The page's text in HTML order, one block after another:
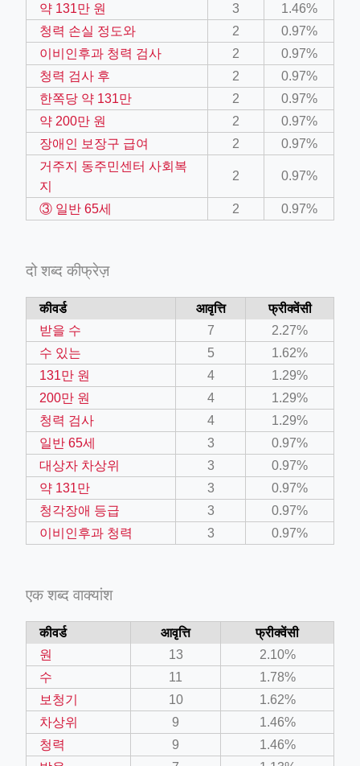
crew-neck-navy-blue/
약 131만 원
3
1.46%
청력 손실 정도와
2
0.97%
이비인후과 청력 검사
2
0.97%
청력 검사 후
2
0.97%
한쪽당 약 131만
2
0.97%
약 200만 원
2
0.97%
장애인 보장구 급여
2
0.97%
거주지 동주민센터 사회복
지
2 0.97%
③ 일반 65세 2 0.97%
दो शब्द कीफ्रेज़
कीवर्ड आवृत्ति
फ्रीक्वेंसी
받을 수
7
2.27%
수 있는
5
1.62%
131만 원
4
1.29%
200만 원
4
1.29%
청력 검사
4
1.29%
일반 65세
3
0.97%
대상자 차상위
3
0.97%
약 131만
3
0.97%
청각장애 등급
3
0.97%
이비인후과 청력
3 0.97%
एक शब्द वाक्यांश
कीवर्ड आवृत्ति
फ्रीक्वेंसी
원
13
2.10%
수
11
1.78%
보청기
10
1.62%
차상위
9
1.46%
청력
9
1.46%